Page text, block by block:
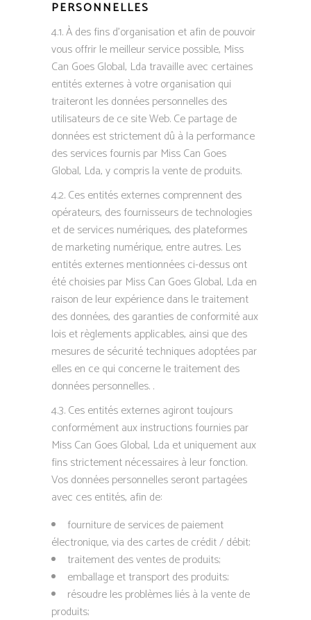
PERSONNELLES
4.1. À des fins d’organisation et afin de pouvoir
vous offrir le meilleur service possible, Miss
Can Goes Global, Lda travaille avec certaines
entités externes à votre organisation qui
traiteront les données personnelles des
utilisateurs de ce site Web. Ce partage de
données est strictement dû à la performance
des services fournis par Miss Can Goes
Global, Lda, y compris la vente de produits.
4.2. Ces entités externes comprennent des
opérateurs, des fournisseurs de technologies
et de services numériques, des plateformes
de marketing numérique, entre autres. Les
entités externes mentionnées ci-dessus ont
été choisies par Miss Can Goes Global, Lda en
raison de leur expérience dans le traitement
des données, des garanties de conformité aux
lois et règlements applicables, ainsi que des
mesures de sécurité techniques adoptées par
elles en ce qui concerne le traitement des
données personnelles. .
4.3. Ces entités externes agiront toujours
conformément aux instructions fournies par
Miss Can Goes Global, Lda et uniquement aux
fins strictement nécessaires à leur fonction.
Vos données personnelles seront partagées
avec ces entités, afin de:
fourniture de services de paiement
électronique, via des cartes de crédit / débit;
traitement des ventes de produits;
emballage et transport des produits;
résoudre les problèmes liés à la vente de
produits;